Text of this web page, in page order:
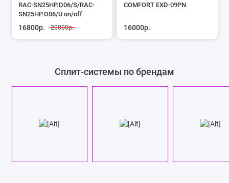
RAC-SN25HP.D06/S/RAC-
SN25HP.D06/U on/off
16800р. 20000р.
COMFORT EXD-09PN
16000р.
Сплит-системы по брендам